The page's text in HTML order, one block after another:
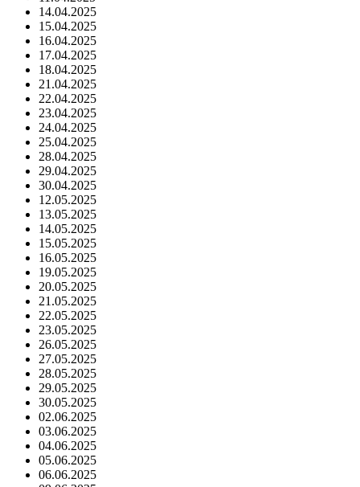
14.04.2025
15.04.2025
16.04.2025
17.04.2025
18.04.2025
21.04.2025
22.04.2025
23.04.2025
24.04.2025
25.04.2025
28.04.2025
29.04.2025
30.04.2025
12.05.2025
13.05.2025
14.05.2025
15.05.2025
16.05.2025
19.05.2025
20.05.2025
21.05.2025
22.05.2025
23.05.2025
26.05.2025
27.05.2025
28.05.2025
29.05.2025
30.05.2025
02.06.2025
03.06.2025
04.06.2025
05.06.2025
06.06.2025